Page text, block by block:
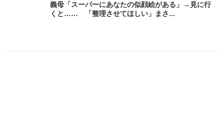
義母「スーパーにあなたの似顔絵がある」→見に行
くと…… 「整理させてほしい」まさ...